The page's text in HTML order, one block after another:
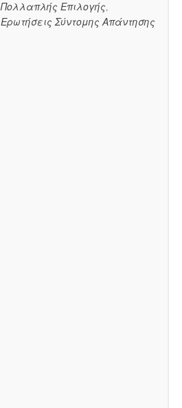
Πολλαπλής Επιλογής,
Ερωτήσεις Σύντομης Απάντησης